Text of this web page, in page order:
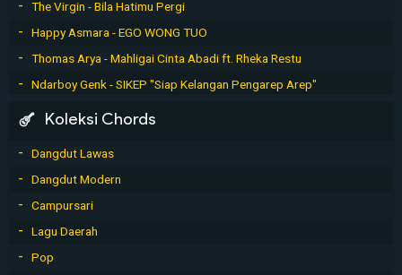
The Virgin - Bila Hatimu Pergi
Happy Asmara - EGO WONG TUO
Thomas Arya - Mahligai Cinta Abadi ft. Rheka Restu
Ndarboy Genk - SIKEP "Siap Kelangan Pengarep Arep"
Koleksi Chords
Dangdut Lawas
Dangdut Modern
Campursari
Lagu Daerah
Pop